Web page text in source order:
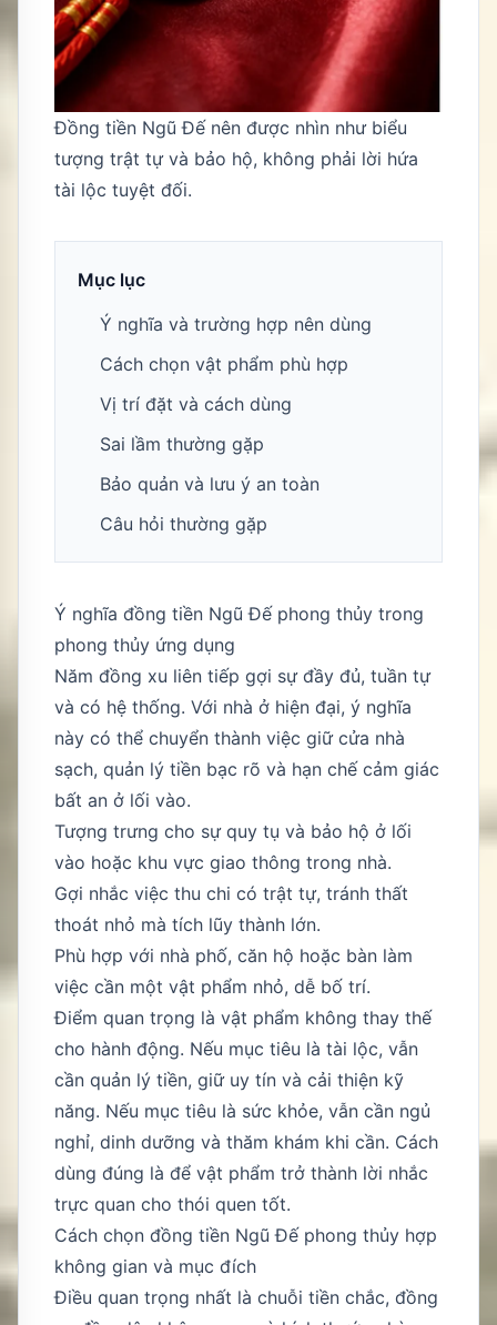
Đồng tiền Ngũ Đế nên được nhìn như biểu
tượng trật tự và bảo hộ, không phải lời hứa
tài lộc tuyệt đối.
Mục lục
Ý nghĩa và trường hợp nên dùng
Cách chọn vật phẩm phù hợp
Vị trí đặt và cách dùng
Sai lầm thường gặp
Bảo quản và lưu ý an toàn
Câu hỏi thường gặp
Ý nghĩa đồng tiền Ngũ Đế phong thủy trong
phong thủy ứng dụng
Năm đồng xu liên tiếp gợi sự đầy đủ, tuần tự
và có hệ thống. Với nhà ở hiện đại, ý nghĩa
này có thể chuyển thành việc giữ cửa nhà
sạch, quản lý tiền bạc rõ và hạn chế cảm giác
bất an ở lối vào.
Tượng trưng cho sự quy tụ và bảo hộ ở lối
vào hoặc khu vực giao thông trong nhà.
Gợi nhắc việc thu chi có trật tự, tránh thất
thoát nhỏ mà tích lũy thành lớn.
Phù hợp với nhà phố, căn hộ hoặc bàn làm
việc cần một vật phẩm nhỏ, dễ bố trí.
Điểm quan trọng là vật phẩm không thay thế
cho hành động. Nếu mục tiêu là tài lộc, vẫn
cần quản lý tiền, giữ uy tín và cải thiện kỹ
năng. Nếu mục tiêu là sức khỏe, vẫn cần ngủ
nghỉ, dinh dưỡng và thăm khám khi cần. Cách
dùng đúng là để vật phẩm trở thành lời nhắc
trực quan cho thói quen tốt.
Cách chọn đồng tiền Ngũ Đế phong thủy hợp
không gian và mục đích
Điều quan trọng nhất là chuỗi tiền chắc, đồng